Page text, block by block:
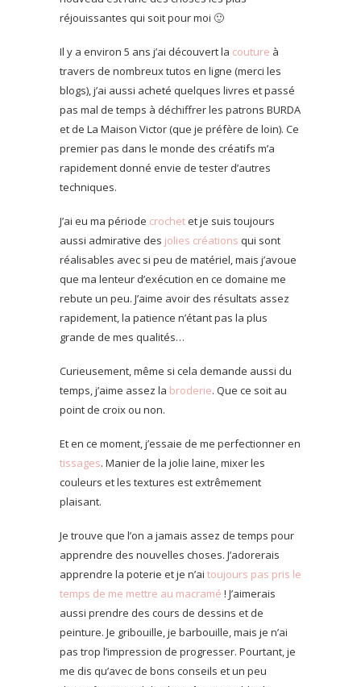
réjouissantes qui soit pour moi 🙂
Il y a environ 5 ans j’ai découvert la couture à
travers de nombreux tutos en ligne (merci les
blogs), j’ai aussi acheté quelques livres et passé
pas mal de temps à déchiffrer les patrons BURDA
et de La Maison Victor (que je préfère de loin). Ce
premier pas dans le monde des créatifs m’a
rapidement donné envie de tester d’autres
techniques.
J’ai eu ma période crochetet je suis toujours
aussi admirative des jolies créations qui sont
réalisables avec si peu de matériel, mais j’avoue
que ma lenteur d’exécution en ce domaine me
rebute un peu. J’aime avoir des résultats assez
rapidement, la patience n’étant pas la plus
grande de mes qualités…
Curieusement, même si cela demande aussi du
temps, j’aime assez la broderie. Que ce soit au
point de croix ou non.
Et en ce moment, j’essaie de me perfectionner en
tissages. Manier de la jolie laine, mixer les
couleurs et les textures est extrêmement
plaisant.
Je trouve que l’on a jamais assez de temps pour
apprendre des nouvelles choses. J’adorerais
apprendre la poterie et je n’ai toujours pas pris le
temps de me mettre au macramé ! J’aimerais
aussi prendre des cours de dessins et de
peinture. Je gribouille, je barbouille, mais je n’ai
pas trop l’impression de progresser. Pourtant, je
me dis qu’avec de bons conseils et un peu